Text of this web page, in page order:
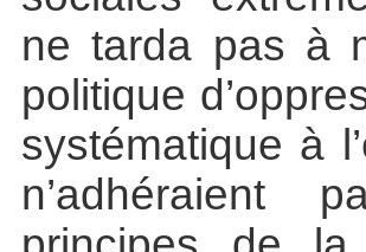
ne tarda pas à
politique
systématique à
n’adhéraient